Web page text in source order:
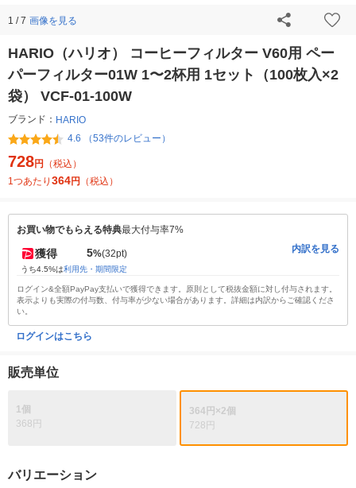
1 / 7 画像を見る
HARIO（ハリオ） コーヒーフィルター V60用 ペー
パーフィルター01W 1〜2杯用 1セット（100枚入×2
袋） VCF-01-100W
ブランド： HARIO
4.6 （53件のレビュー）
728円
（税込）
1つあたり 364円 （税込）
お買い物でもらえる特典最大付与率7%
獲得 5%(32pt)
うち4.5%は利用先・期間限定
内訳を見る
ログイン&全額PayPay支払いで獲得できます。原則として税抜金額に対し付与されます。
表示よりも実際の付与数、付与率が少ない場合があります。詳細は内訳からご確認くださ
い。
ログインはこちら
販売単位
1個
368円
364円×2個
728円
バリエーション